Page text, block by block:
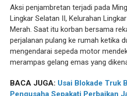
Aksi penjambretan terjadi pada
Lingkar Selatan II, Kelurahan
Merah. Saat itu korban bersama
perjalanan pulang ke rumah ketika
mengendarai sepeda motor
merampas gelang emas yang
BACA JUGA: Usai Blokade Truk
Pengusaha Sepakati Perbaikan